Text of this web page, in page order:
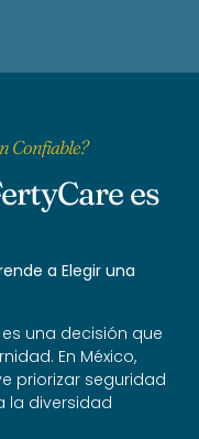
Confiable?
es
a Elegir una
una decisión que
En México,
priorizar seguridad
la diversidad